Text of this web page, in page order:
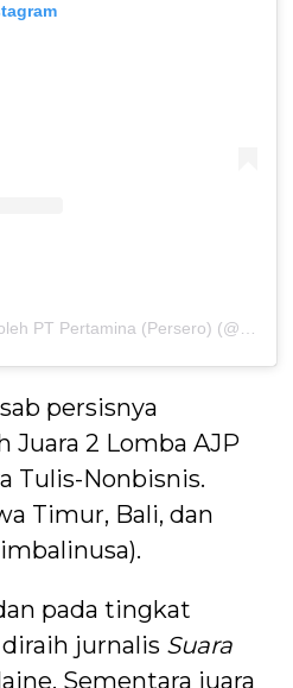
persisnya
2 Lomba AJP
Tulis-Nonbisnis.
Timur, Bali, dan
pada tingkat
jurnalis Suara
Sementara juara